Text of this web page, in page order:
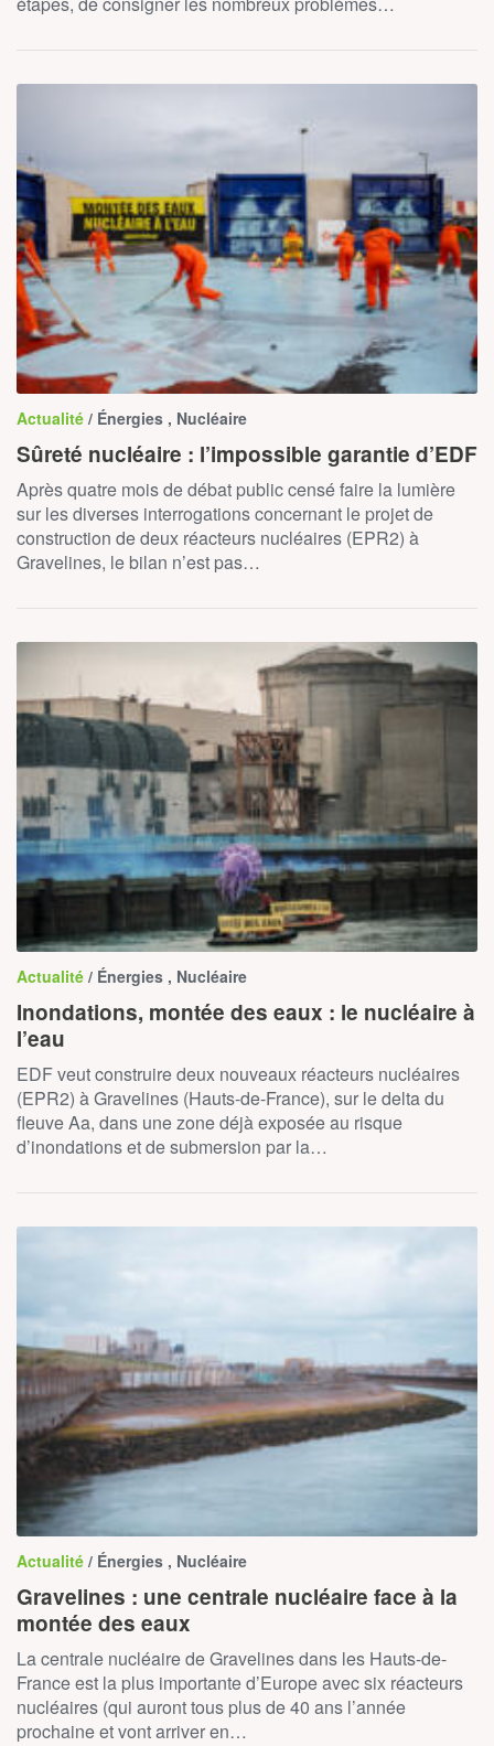
Actualité / Énergies , Nucléaire
Sûreté nucléaire : l’impossible garantie d’EDF
Après quatre mois de débat public censé faire la lumière
sur les diverses interrogations concernant le projet de
construction de deux réacteurs nucléaires (EPR2) à
Gravelines, le bilan n’est pas…
Actualité / Énergies , Nucléaire
Inondations, montée des eaux : le nucléaire à
l’eau
EDF veut construire deux nouveaux réacteurs nucléaires
(EPR2) à Gravelines (Hauts-de-France), sur le delta du
fleuve Aa, dans une zone déjà exposée au risque
d’inondations et de submersion par la…
Actualité / Énergies , Nucléaire
Gravelines : une centrale nucléaire face à la
montée des eaux
La centrale nucléaire de Gravelines dans les Hauts-de-
France est la plus importante d’Europe avec six réacteurs
nucléaires (qui auront tous plus de 40 ans l’année
prochaine et vont arriver en…